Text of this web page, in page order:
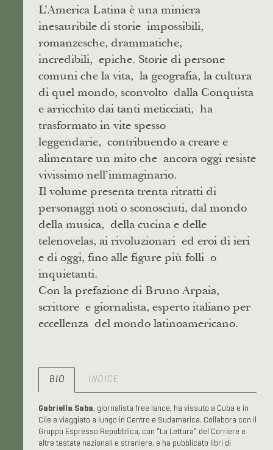
L’America Latina è una miniera
inesauribile di storie impossibili,
romanzesche, drammatiche,
incredibili, epiche. Storie di persone
comuni che la vita, la geografia, la cultura
di quel mondo, sconvolto dalla Conquista
e arricchito dai tanti meticciati, ha
trasformato in vite spesso
leggendarie, contribuendo a creare e
alimentare un mito che ancora oggi resiste
vivissimo nell’immaginario.
Il volume presenta trenta ritratti di
personaggi noti o sconosciuti, dal mondo
della musica, della cucina e delle
telenovelas, ai rivoluzionari ed eroi di ieri
e di oggi, fino alle figure più folli o
inquietanti.
Con la prefazione di Bruno Arpaia,
scrittore e giornalista, esperto italiano per
eccellenza del mondo latinoamericano.
BIO INDICE
Gabriella Saba, giornalista free lance, ha vissuto a Cuba e in
Cile e viaggiato a lungo in Centro e Sudamerica. Collabora con il
Gruppo Espresso Repubblica, con “La Lettura” del Corriere e
altre testate nazionali e straniere, e ha pubblicato libri di